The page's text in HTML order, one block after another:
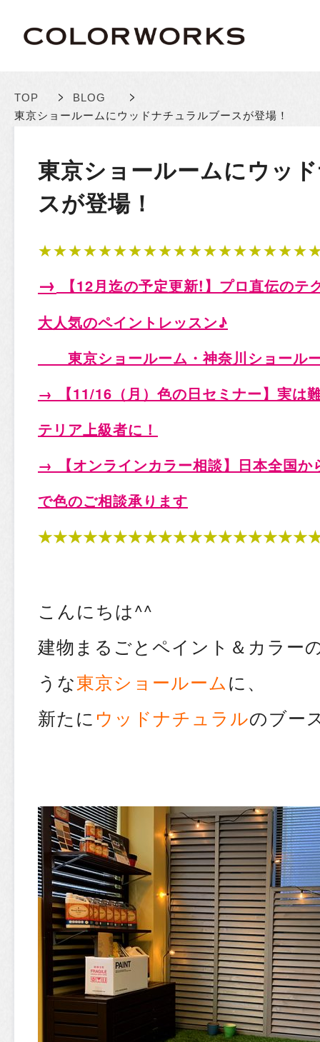
TOP > BLOG >
東京ショールームにウッドナチュラルブースが登場！
東京ショールームにウッ
スが登場！
→ 【12月迄の予定更新!】プロ直伝のテ
大人気のペイントレッスン♪
東京ショールーム・神奈川ショール
→ 【11/16（月）色の日セミナー】実は
テリア上級者に！
→ 【オンラインカラー相談】日本全国
で色のご相談承ります
こんにちは^^
建物まるごとペイント＆カラー
うな東京ショールームに、
新たに ウッドナチュラルのブー